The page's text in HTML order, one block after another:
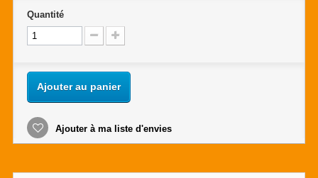
Quantité
Ajouter au panier
Ajouter à ma liste d'envies